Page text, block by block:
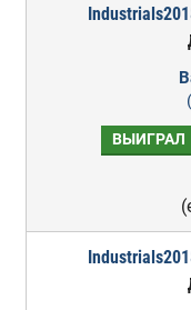
ВЫИГРАЛ